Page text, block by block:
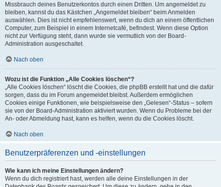
Missbrauch deines Benutzerkontos durch einen Dritten. Um angemeldet zu
bleiben, kannst du das Kästchen „Angemeldet bleiben“ beim Anmelden
auswählen. Dies ist nicht empfehlenswert, wenn du dich an einem öffentlichen
Computer, zum Beispiel in einem Internetcafé, befindest. Wenn diese Option
nicht zur Verfügung steht, dann wurde sie vermutlich von der Board-
Administration ausgeschaltet.
Nach oben
Wozu ist die Funktion „Alle Cookies löschen“?
„Alle Cookies löschen“ löscht die Cookies, die phpBB erstellt hat und die dafür
sorgen, dass du im Forum angemeldet bleibst. Außerdem ermöglichen
Cookies einige Funktionen, wie beispielsweise den „Gelesen“-Status – sofern
sie von der Board-Administration aktiviert wurden. Wenn du Probleme bei der
An- oder Abmeldung hast, kann es helfen, wenn du die Cookies löscht.
Nach oben
Benutzerpräferenzen und -einstellungen
Wie kann ich meine Einstellungen ändern?
Wenn du dich registriert hast, werden alle deine Einstellungen in der